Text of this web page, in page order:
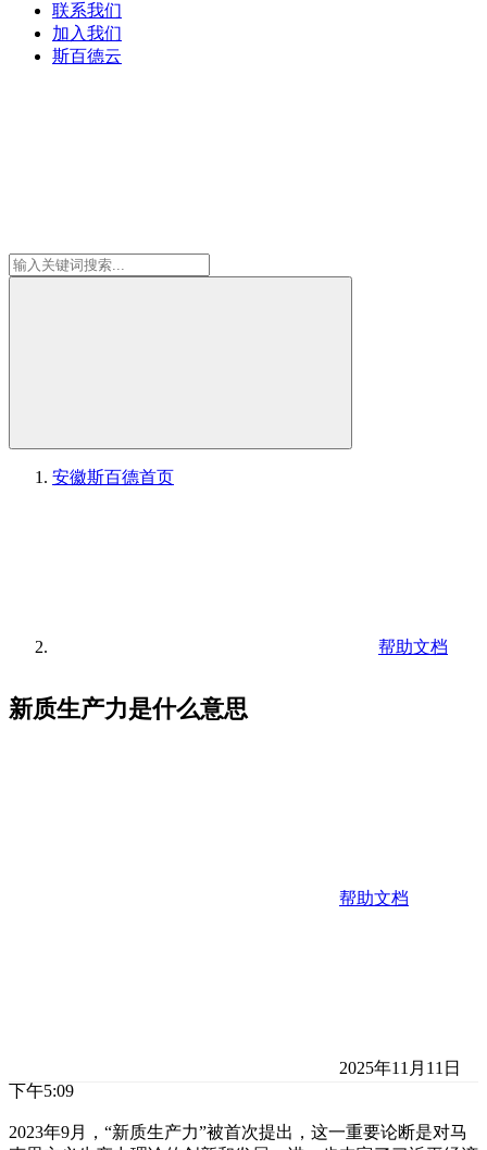
联系我们
加入我们
斯百德云
安徽斯百德首页
帮助文档
新质生产力是什么意思
帮助文档
2025年11月11日
下午5:09
2023年9月，“新质生产力”被首次提出，这一重要论断是对马